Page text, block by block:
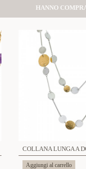
HANNO
Aggiungi al carrello